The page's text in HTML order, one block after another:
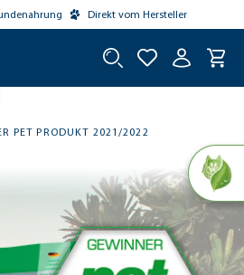
Direkt vom Hersteller
PET PRODUKT 2021/2022